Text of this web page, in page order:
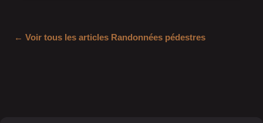
← Voir tous les articles Randonnées pédestres